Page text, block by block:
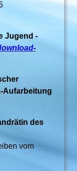
Jugend -
Aufarbeitung
des
vom